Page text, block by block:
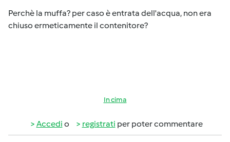
Perchè la muffa? per caso è entrata dell'acqua, non era
chiuso ermeticamente il contenitore?
In cima
Accedi o registrati per poter commentare